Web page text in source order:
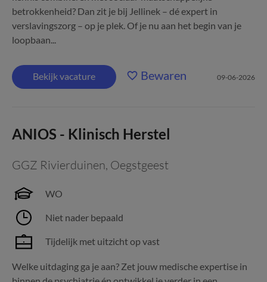
betrokkenheid? Dan zit je bij Jellinek – dé expert in
verslavingszorg – op je plek. Of je nu aan het begin van je
loopbaan...
Bekijk vacature Bewaren 09-06-2026
ANIOS - Klinisch Herstel
GGZ Rivierduinen, Oegstgeest
WO
Niet nader bepaald
Tijdelijk met uitzicht op vast
Welke uitdaging ga je aan? Zet jouw medische expertise in